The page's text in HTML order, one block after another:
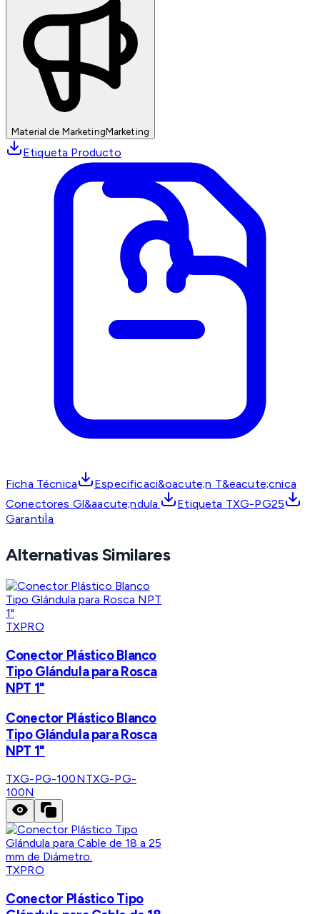
Material de MarketingMarketing
Etiqueta Producto
Ficha Técnica
Especificaci&oacute;n T&eacute;cnica
Conectores Gl&aacute;ndula.
Etiqueta TXG-PG25
GarantiÌa
Alternativas Similares
TXPRO
Conector Plástico Blanco
Tipo Glándula para Rosca
NPT 1"
Conector Plástico Blanco
Tipo Glándula para Rosca
NPT 1"
TXG-PG-100NTXG-PG-
100N
TXPRO
Conector Plástico Tipo